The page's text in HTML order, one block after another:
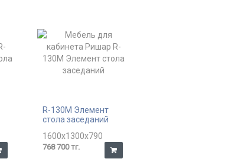
R-130M Элемент
стола заседаний
1600x1300x790
768 700 тг.